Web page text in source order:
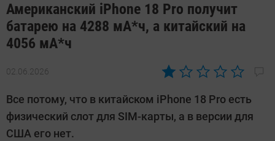
Американский iPhone 18 Pro получит
батарею на 4288 мА*ч, а китайский на
4056 мА*ч
02.06.2026
Автор:
Калашников
Все потому, что в китайском iPhone 18 Pro есть
физический слот для SIM-карты, а в версии для
США его нет.